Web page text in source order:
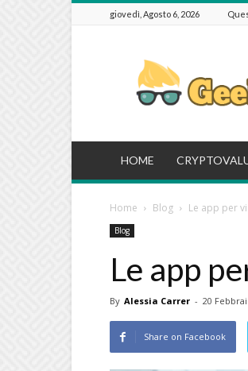
giovedì, Agosto 6, 2026
HOME
Home Blog Le app per
Blog
Le app
By Alessia Carrer - 20
Share on Facebook